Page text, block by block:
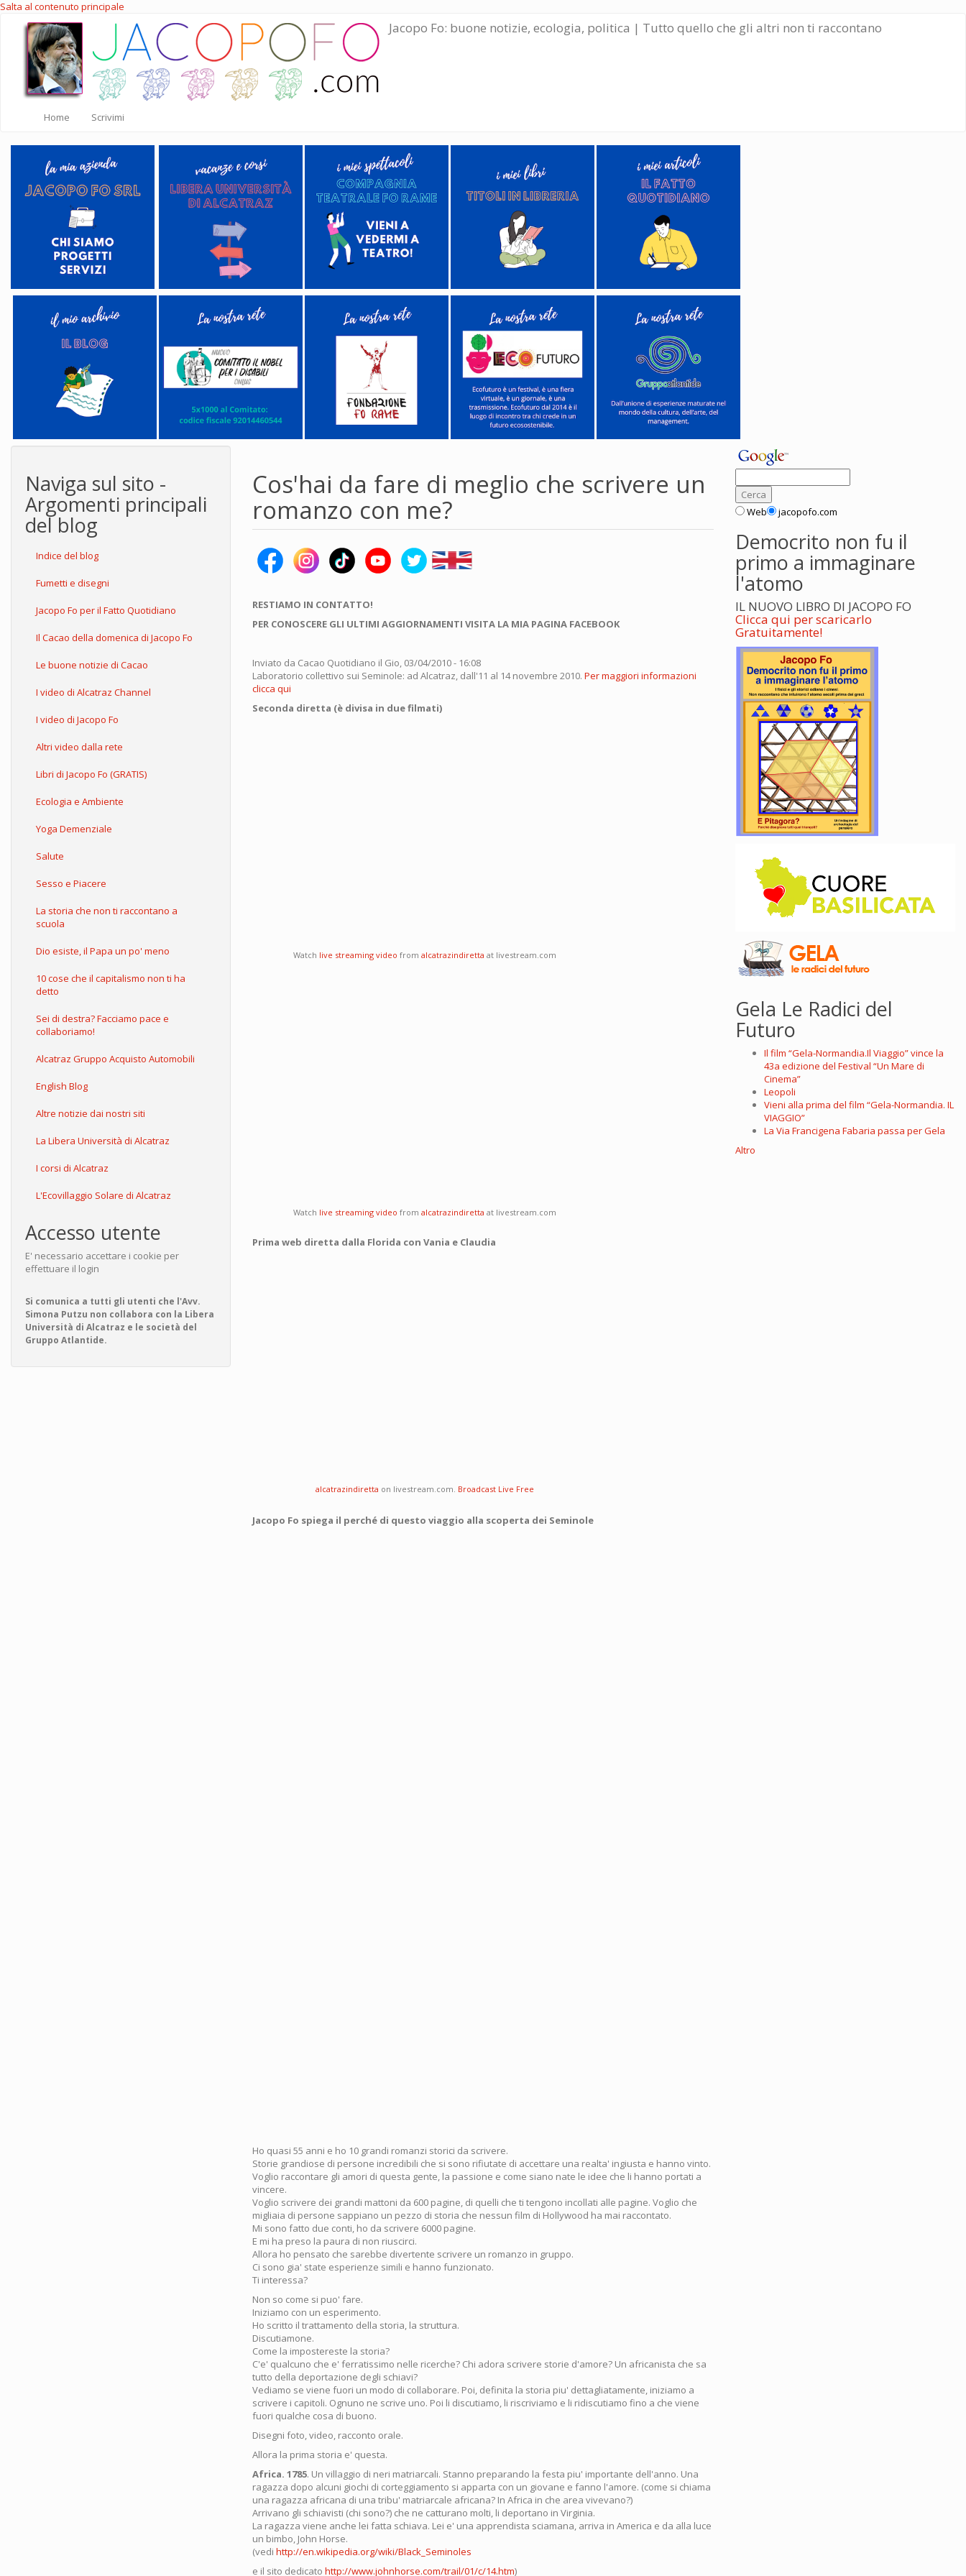
Salta al contenuto principale
Jacopo Fo: buone notizie, ecologia, politica | Tutto quello che gli altri non ti raccontano
Home Scrivimi
Naviga sul sito -
Argomenti principali
del blog
Indice del blog
Fumetti e disegni
Jacopo Fo per il Fatto Quotidiano
Il Cacao della domenica di Jacopo Fo
Le buone notizie di Cacao
I video di Alcatraz Channel
I video di Jacopo Fo
Altri video dalla rete
Libri di Jacopo Fo (GRATIS)
Ecologia e Ambiente
Yoga Demenziale
Salute
Sesso e Piacere
La storia che non ti raccontano a
scuola
Dio esiste, il Papa un po' meno
10 cose che il capitalismo non ti ha
detto
Sei di destra? Facciamo pace e
collaboriamo!
Alcatraz Gruppo Acquisto Automobili
English Blog
Altre notizie dai nostri siti
La Libera Università di Alcatraz
I corsi di Alcatraz
L'Ecovillaggio Solare di Alcatraz
Accesso utente
E' necessario accettare i cookie per
effettuare il login
Si comunica a tutti gli utenti che l'Avv.
Simona Putzu non collabora con la Libera
Università di Alcatraz e le società del
Gruppo Atlantide.
Cos'hai da fare di meglio che scrivere un
romanzo con me?
RESTIAMO IN CONTATTO!
PER CONOSCERE GLI ULTIMI AGGIORNAMENTI VISITA LA MIA PAGINA FACEBOOK
Inviato da Cacao Quotidiano il Gio, 03/04/2010 - 16:08
Laboratorio collettivo sui Seminole: ad Alcatraz, dall'11 al 14 novembre 2010. Per maggiori informazioni
clicca qui
Seconda diretta (è divisa in due filmati)
Watch live streaming video from alcatrazindiretta at livestream.com
Watch live streaming video from alcatrazindiretta at livestream.com
Prima web diretta dalla Florida con Vania e Claudia
alcatrazindiretta on livestream.com. Broadcast Live Free
Jacopo Fo spiega il perché di questo viaggio alla scoperta dei Seminole
Ho quasi 55 anni e ho 10 grandi romanzi storici da scrivere.
Storie grandiose di persone incredibili che si sono rifiutate di accettare una realta' ingiusta e hanno vinto.
Voglio raccontare gli amori di questa gente, la passione e come siano nate le idee che li hanno portati a
vincere.
Voglio scrivere dei grandi mattoni da 600 pagine, di quelli che ti tengono incollati alle pagine. Voglio che
migliaia di persone sappiano un pezzo di storia che nessun film di Hollywood ha mai raccontato.
Mi sono fatto due conti, ho da scrivere 6000 pagine.
E mi ha preso la paura di non riuscirci.
Allora ho pensato che sarebbe divertente scrivere un romanzo in gruppo.
Ci sono gia' state esperienze simili e hanno funzionato.
Ti interessa?
Non so come si puo' fare.
Iniziamo con un esperimento.
Ho scritto il trattamento della storia, la struttura.
Discutiamone.
Come la impostereste la storia?
C'e' qualcuno che e' ferratissimo nelle ricerche? Chi adora scrivere storie d'amore? Un africanista che sa
tutto della deportazione degli schiavi?
Vediamo se viene fuori un modo di collaborare. Poi, definita la storia piu' dettagliatamente, iniziamo a
scrivere i capitoli. Ognuno ne scrive uno. Poi li discutiamo, li riscriviamo e li ridiscutiamo fino a che viene
fuori qualche cosa di buono.
Disegni foto, video, racconto orale.
Allora la prima storia e' questa.
Africa. 1785. Un villaggio di neri matriarcali. Stanno preparando la festa piu' importante dell'anno. Una
ragazza dopo alcuni giochi di corteggiamento si apparta con un giovane e fanno l'amore. (come si chiama
una ragazza africana di una tribu' matriarcale africana? In Africa in che area vivevano?)
Arrivano gli schiavisti (chi sono?) che ne catturano molti, li deportano in Virginia.
La ragazza viene anche lei fatta schiava. Lei e' una apprendista sciamana, arriva in America e da alla luce
un bimbo, John Horse.
(vedi http://en.wikipedia.org/wiki/Black_Seminoles
e il sito dedicato http://www.johnhorse.com/trail/01/c/14.htm)
Web jacopofo.com
Democrito non fu il
primo a immaginare
l'atomo
IL NUOVO LIBRO DI JACOPO FO
Clicca qui per scaricarlo
Gratuitamente!
Gela Le Radici del
Futuro
Il film “Gela-Normandia.Il Viaggio” vince la
43a edizione del Festival “Un Mare di
Cinema”
Leopoli
Vieni alla prima del film “Gela-Normandia. IL
VIAGGIO”
La Via Francigena Fabaria passa per Gela
Altro